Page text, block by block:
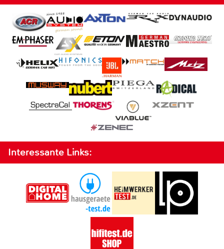
Interessante Links: